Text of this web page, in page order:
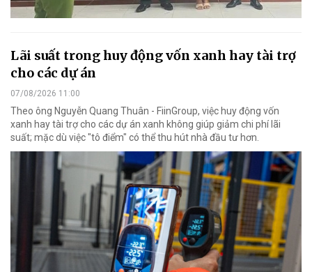
Lãi suất trong huy động vốn xanh hay tài trợ
cho các dự án
07/08/2026 11:00
Theo ông Nguyễn Quang Thuân - FiinGroup, việc huy động vốn
xanh hay tài trợ cho các dự án xanh không giúp giảm chi phí lãi
suất; mặc dù việc "tô điểm" có thể thu hút nhà đầu tư hơn.